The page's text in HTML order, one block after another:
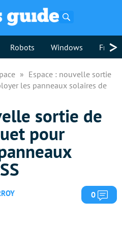
Robots Windows >
Espace : nouvelle sortie
les panneaux solaires de
sortie de
pour
0